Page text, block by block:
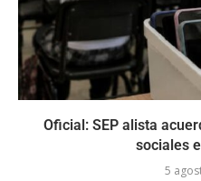
Oficial: SEP alista
sociales
5